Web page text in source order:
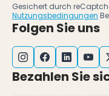
Gesichert durch
Nutzungsbedingungen
Folgen Sie uns
Bezahlen Sie